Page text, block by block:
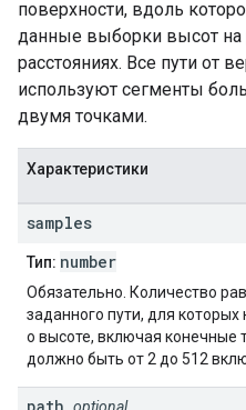
поверхности, вдоль
данные выборки высот на
расстояниях. Все пути от
используют сегменты
двумя точками.
Характеристики
samples
Тип: number
Обязательно. Количество
заданного пути, для
о высоте, включая конечные
должно быть от 2 до 512